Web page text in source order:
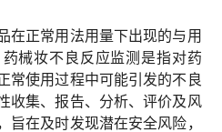
在正常用法用量下出现的与用
械妆不良反应监测是指对药
常使用过程中可能引发的不良
收集、报告、分析、评价及风
旨在及时发现潜在安全风险，